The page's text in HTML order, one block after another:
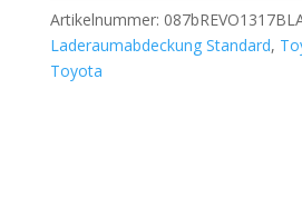
Artikelnummer:
Laderaumabdeckung Standard,
Toyota